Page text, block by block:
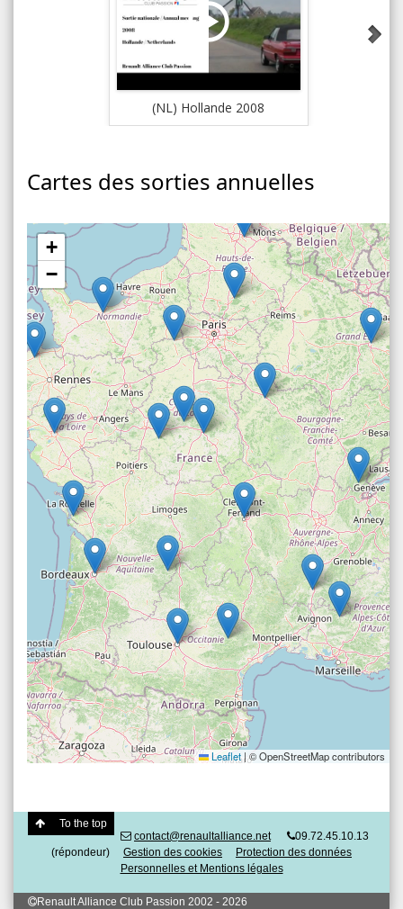
(NL) Hollande 2008
Cartes des sorties annuelles
+
−
Leaflet|© OpenStreetMap contributors
To the top
contact@renaultalliance.net
09.72.45.10.13
(répondeur) Gestion des cookies
Protection des données
Personnelles et Mentions légales
Renault Alliance Club Passion 2002 - 2026